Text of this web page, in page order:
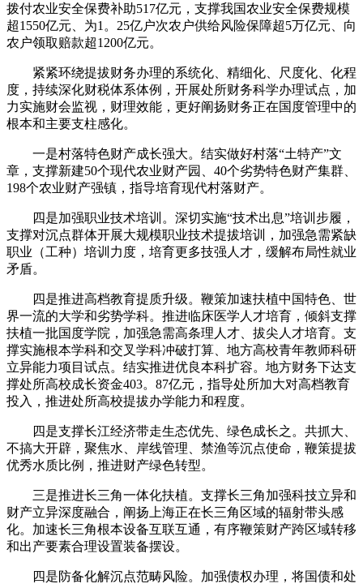
拨付农业安全保费补助517亿元，支撑我国农业安全保费规模
超1550亿元、为1。25亿户次农户供给风险保障超5万亿元、向
农户领取赔款超1200亿元。
紧紧环绕提拔财务办理的系统化、精细化、尺度化、化程
度，持续深化财税体系体例，开展处所财务科学办理试点，加
力实施财会监视，财理效能，更好阐扬财务正在国度管理中的
根本和主要支柱感化。
一是村落特色财产成长强大。结实做好村落“土特产”文
章，支撑新建50个现代农业财产园、40个劣势特色财产集群、
198个农业财产强镇，指导培育现代村落财产。
四是加强职业技术培训。深切实施“技术出息”培训步履，
支撑对沉点群体开展大规模职业技术提拔培训，加强急需紧缺
职业（工种）培训力度，培育更多技强人才，缓解布局性就业
矛盾。
四是推进高档教育提质升级。鞭策加速扶植中国特色、世
界一流的大学和劣势学科。推进临床医学人才培育，倾斜支撑
扶植一批国度学院，加强急需高条理人才、拔尖人才培育。支
撑实施根本学科和交叉学科冲破打算、地方高校青年教师科研
立异能力项目试点。结实推进优良本科扩容。地方财务下达支
撑处所高校成长资金403。87亿元，指导处所加大对高档教育
投入，推进处所高校提拔办学能力和程度。
四是支撑长江经济带走生态优先、绿色成长之。共抓大、
不搞大开辟，聚焦水、岸线管理、禁渔等沉点使命，鞭策提拔
优秀水质比例，推进财产绿色转型。
三是推进长三角一体化扶植。支撑长三角加强科技立异和
财产立异深度融合，阐扬上海正在长三角区域的辐射带头感
化。加速长三角根本设备互联互通，有序鞭策财产跨区域转移
和出产要素合理设置装备摆设。
四是防备化解沉点范畴风险。加强债权办理，将国债和处